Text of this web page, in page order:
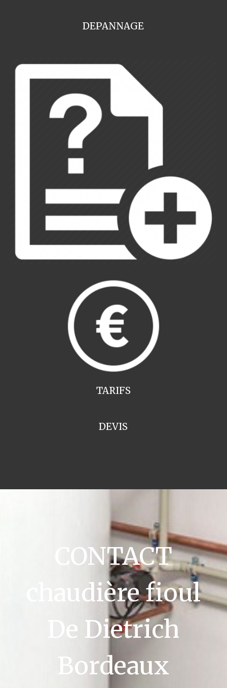
DEPANNAGE
TARIFS
DEVIS
CONTACT
chaudière fioul
De Dietrich
Bordeaux